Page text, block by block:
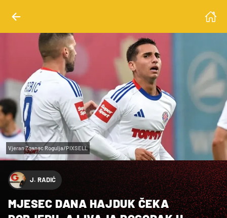
Vjeran Zganec Rogulja/PIXSELL
J. RADIĆ
MJESEC DANA HAJDUK ČEKA